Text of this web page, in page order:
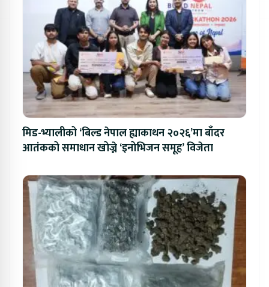
मिड-भ्यालीको ‘बिल्ड नेपाल ह्याकाथन २०२६’मा बाँदर
आतंकको समाधान खोज्ने ‘इनोभिजन समूह’ विजेता